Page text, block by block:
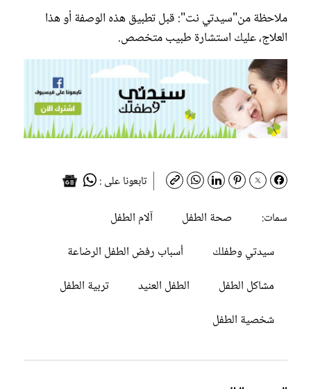
ملاحظة من"سيدتي نت": قبل تطبيق هذه الوصفة أو هذا
العلاج، عليك استشارة طبيب متخصص.
تابعونا على :
سمات:
صحة الطفل
آلام الطفل
سيدتي وطفلك
أسباب رفض الطفل الرضاعة
مشاكل الطفل
الطفل العنيد
تربية الطفل
شخصية الطفل